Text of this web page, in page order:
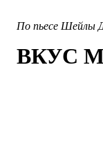
По пьесе Шейлы
ВКУС